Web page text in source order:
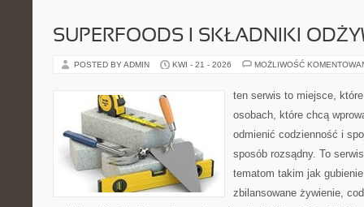
SUPERFOODS I SKŁADNIKI
POSTED BY ADMIN KWI - 21 - 2026 MOŻLIWOŚĆ
ten serwis to miejsce,
osobach, które chcą
odmienić codzienność i
sposób rozsądny. To
tematom takim jak
zbilansowane żywienie,